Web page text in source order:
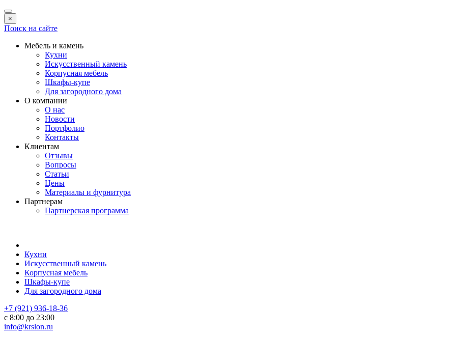
×
Поиск на сайте
Мебель и камень
Кухни
Искусственный камень
Корпусная мебель
Шкафы-купе
Для загородного дома
О компании
О нас
Новости
Портфолио
Контакты
Клиентам
Отзывы
Вопросы
Статьи
Цены
Материалы и фурнитура
Партнерам
Партнерская программа
Кухни
Искусственный камень
Корпусная мебель
Шкафы-купе
Для загородного дома
+7 (921) 936-18-36
с 8:00 до 23:00
info@krslon.ru